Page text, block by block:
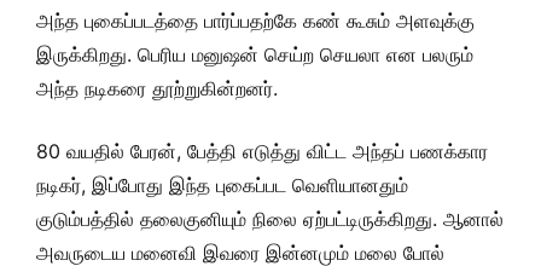
அந்த புகைப்படத்தை பார்ப்பதற்கே கண் கூசும் அளவுக்கு
இருக்கிறது. பெரிய மனுஷன் செய்ற செயலா என பலரும்
அந்த நடிகரை தூற்றுகின்றனர்.
80 வயதில் பேரன், பேத்தி எடுத்து விட்ட அந்தப் பணக்கார
நடிகர், இப்போது இந்த புகைப்பட வெளியானதும்
குடும்பத்தில் தலைகுனியும் நிலை ஏற்பட்டிருக்கிறது. ஆனால்
அவருடைய மனைவி இவரை இன்னமும் மலை போல்